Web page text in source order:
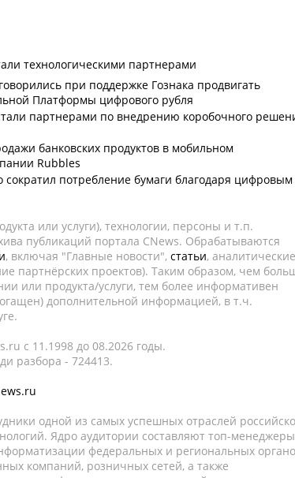
технологическими партнерами
при поддержке Гознака продвигать
Платформы цифрового рубля
партнерами по внедрению коробочного
банковских продуктов в мобильном
Rubbles
сократил потребление бумаги благодаря цифровым
или услуги), технологии, персоны и т.п.
публикаций портала CNews. Обрабатываются
, включая "Главные новости", статьи, аналитические
партнёрских проектов). Таким образом, чем
или продукта/услуги, тем более информативен
дополнительной информацией, в т.ч.
c 11.1998 до 08.2026 годы.
разбора - 724413.
одной из самых успешных отраслей
Ядро аудитории составляют топ-
федеральных и региональных
компаний, розничных сетей, а также